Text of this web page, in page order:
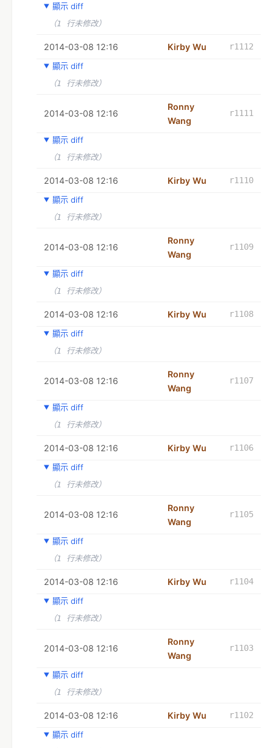
顯示 diff
（1 行未修改）
2014-03-08 12:16 Kirby Wu
r1112
顯示 diff
（1 行未修改）
2014-03-08 12:16
Ronny
Wang
r1111
顯示 diff
（1 行未修改）
2014-03-08 12:16 Kirby Wu
r1110
顯示 diff
（1 行未修改）
2014-03-08 12:16
Ronny
Wang
r1109
顯示 diff
（1 行未修改）
2014-03-08 12:16 Kirby Wu
r1108
顯示 diff
（1 行未修改）
2014-03-08 12:16
Ronny
Wang
r1107
顯示 diff
（1 行未修改）
2014-03-08 12:16 Kirby Wu
r1106
顯示 diff
（1 行未修改）
2014-03-08 12:16
Ronny
Wang
r1105
顯示 diff
（1 行未修改）
2014-03-08 12:16 Kirby Wu
r1104
顯示 diff
（1 行未修改）
2014-03-08 12:16
Ronny
Wang
r1103
顯示 diff
（1 行未修改）
2014-03-08 12:16 Kirby Wu
r1102
顯示 diff